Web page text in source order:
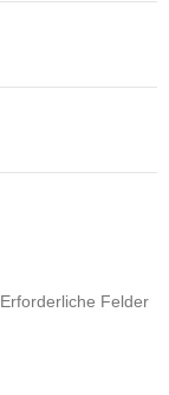
Erforderliche Felder